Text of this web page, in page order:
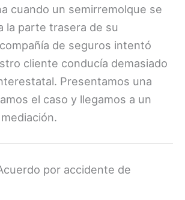
cuando un semirremolque se
la parte trasera de su
de seguros intentó
cliente conducía demasiado
Presentamos una
el caso y llegamos a un
por accidente de